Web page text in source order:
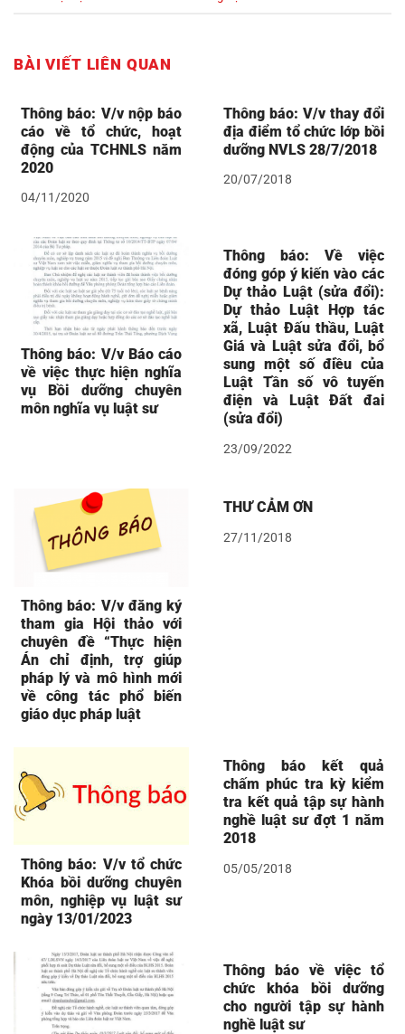
BÀI VIẾT LIÊN QUAN
Thông báo: V/v nộp báo
cáo về tổ chức, hoạt
động của TCHNLS năm
2020
04/11/2020
Thông báo: V/v thay đổi
địa điểm tổ chức lớp bồi
dưỡng NVLS 28/7/2018
20/07/2018
Thông báo: V/v Báo cáo
về việc thực hiện nghĩa
vụ Bồi dưỡng chuyên
môn nghĩa vụ luật sư
Thông báo: Về việc
đóng góp ý kiến vào các
Dự thảo Luật (sửa đổi):
Dự thảo Luật Hợp tác
xã, Luật Đấu thầu, Luật
Giá và Luật sửa đổi, bổ
sung một số điều của
Luật Tần số vô tuyến
điện và Luật Đất đai
(sửa đổi)
23/09/2022
Thông báo: V/v đăng ký
tham gia Hội thảo với
chuyên đề “Thực hiện
Án chỉ định, trợ giúp
pháp lý và mô hình mới
về công tác phổ biến
giáo dục pháp luật
THƯ CẢM ƠN
27/11/2018
Thông báo: V/v tổ chức
Khóa bồi dưỡng chuyên
môn, nghiệp vụ luật sư
ngày 13/01/2023
Thông báo kết quả
chấm phúc tra kỳ kiểm
tra kết quả tập sự hành
nghề luật sư đợt 1 năm
2018
05/05/2018
Thông báo về việc tổ
chức khóa bồi dưỡng
cho người tập sự hành
nghề luật sư